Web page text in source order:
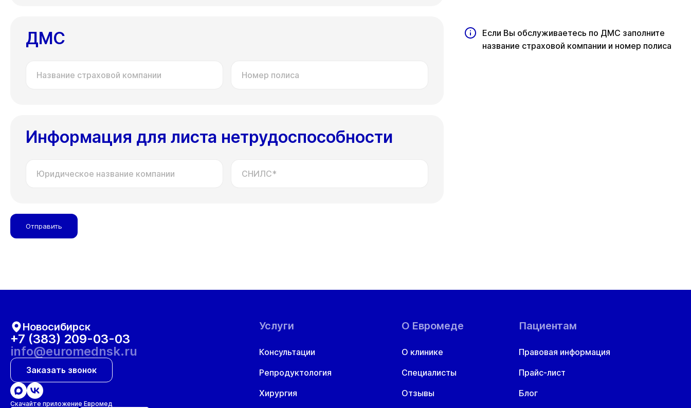
ДМС
Название страховой компании Номер полиса
Если Вы обслуживаетесь по ДМС заполните
название страховой компании и номер полиса
Информация для листа нетрудоспособности
Юридическое название компании СНИЛС*
Отправить
Новосибирск
+7 (383) 209-03-03
info@euromednsk.ru
Заказать звонок
Скачайте приложение Евромед
Услуги
Консультации
Репродуктология
Хирургия
О Евромеде
О клинике
Специалисты
Отзывы
Пациентам
Правовая информация
Прайс-лист
Блог